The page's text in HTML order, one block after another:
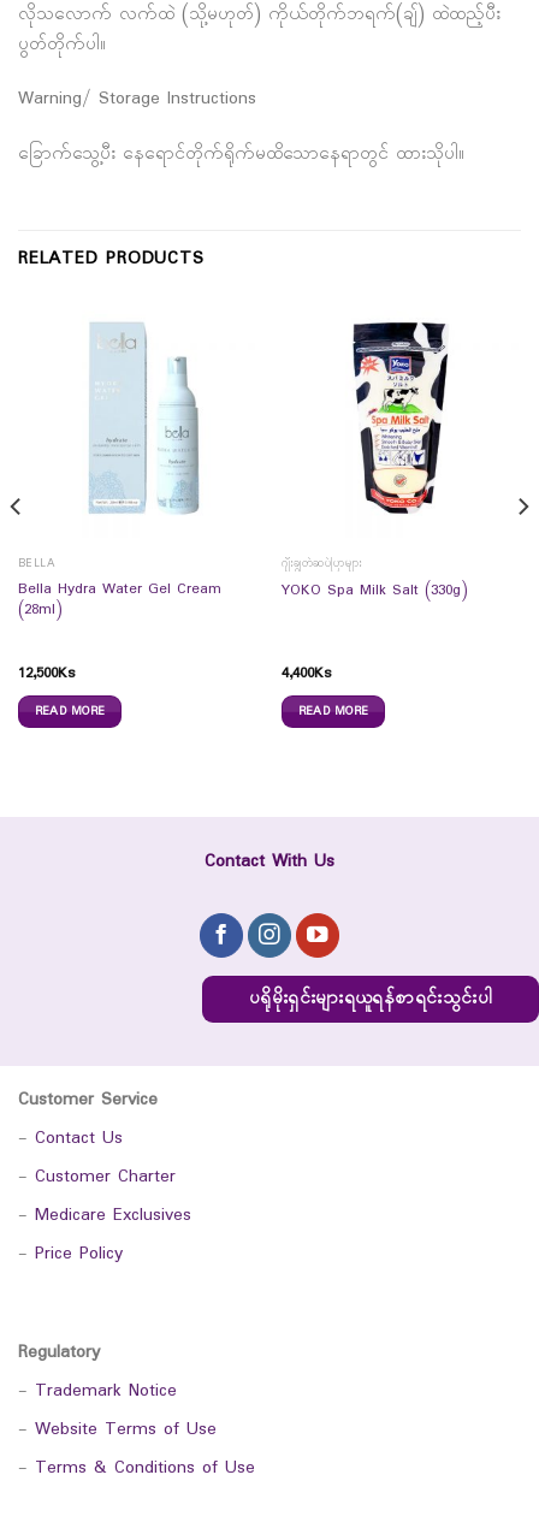
လိုသလောက် လက်ထဲ (သို့မဟုတ်) ကိုယ်တိုက်ဘရက်(ချ်) ထဲထည့်ပီး
ပွတ်တိုက်ပါ။
Warning/ Storage Instructions
ခြောက်သွေ့ပီး နေရောင်တိုက်ရိုက်မထိသောနေရာတွင် ထားသိုပါ။
RELATED PRODUCTS
BELLA
Bella Hydra Water Gel Cream
(28ml)
12,500Ks
READ MORE
ဂျီးချွတ်ဆပ်ပြာများ
YOKO Spa Milk Salt (330g)
4,400Ks
READ MORE
Contact With Us
ပရိုမိုးရှင်းများရယူရန်စာရင်းသွင်းပါ
Customer Service
- Contact Us
- Customer Charter
- Medicare Exclusives
- Price Policy
Regulatory
- Trademark Notice
- Website Terms of Use
- Terms & Conditions of Use